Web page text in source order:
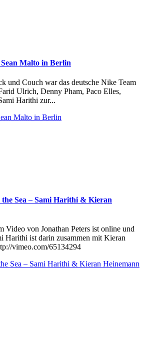
Malto in Berlin
und Couch war das deutsche Nike Team
Ulrich, Denny Pham, Paco Elles,
Harithi zur...
Malto in Berlin
the Sea – Sami Harithi & Kieran
Video von Jonathan Peters ist online und
Harithi ist darin zusammen mit Kieran
vimeo.com/65134294
Sea – Sami Harithi & Kieran Heinemann